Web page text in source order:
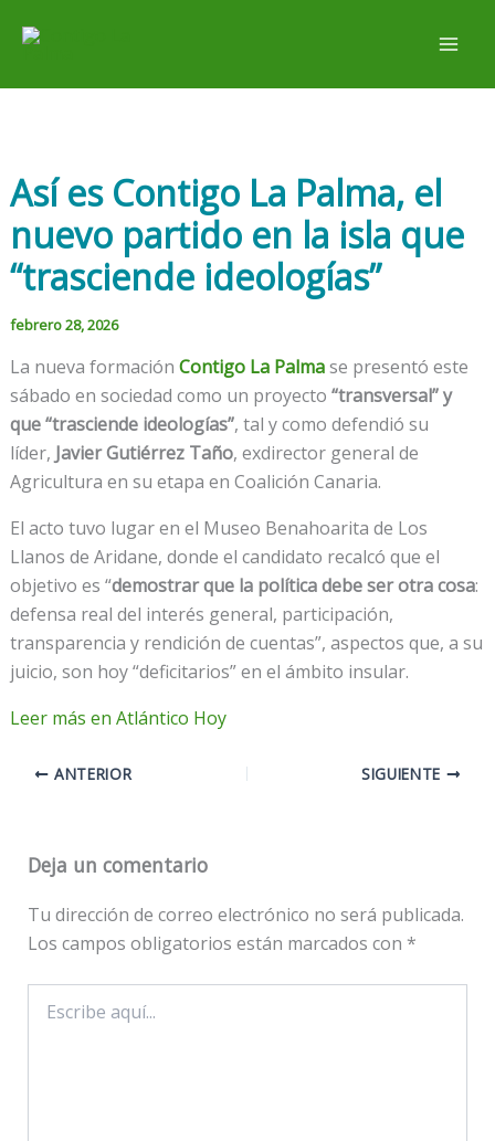
Así es Contigo La Palma, el
nuevo partido en la isla que
“trasciende ideologías”
febrero 28, 2026
La nueva formación Contigo La Palmase presentó este
sábado en sociedad como un proyecto “transversal” y
que “trasciende ideologías”, tal y como defendió su
líder, Javier Gutiérrez Taño, exdirector general de
Agricultura en su etapa en Coalición Canaria.
El acto tuvo lugar en el Museo Benahoarita de Los
Llanos de Aridane, donde el candidato recalcó que el
objetivo es “demostrar que la política debe ser otra cosa:
defensa real del interés general, participación,
transparencia y rendición de cuentas”, aspectos que, a su
juicio, son hoy “deficitarios” en el ámbito insular.
Leer más en Atlántico Hoy
ANTERIOR SIGUIENTE
Deja un comentario
Tu dirección de correo electrónico no será publicada.
Los campos obligatorios están marcados con *
aquí...